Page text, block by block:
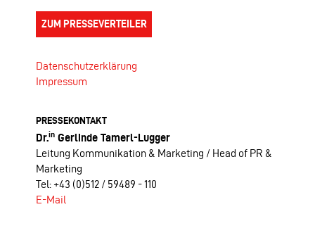
ZUM PRESSEVERTEILER
Datenschutzerklärung
Impressum
PRESSEKONTAKT
Dr.in Gerlinde Tamerl-Lugger
Leitung Kommunikation & Marketing / Head of PR &
Marketing
Tel: +43 (0)512 / 59489 - 110
E-Mail